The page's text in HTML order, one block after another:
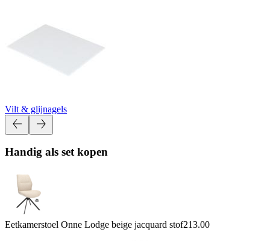
Vilt & glijnagels
Handig als set kopen
Eetkamerstoel Onne Lodge beige jacquard stof213.00